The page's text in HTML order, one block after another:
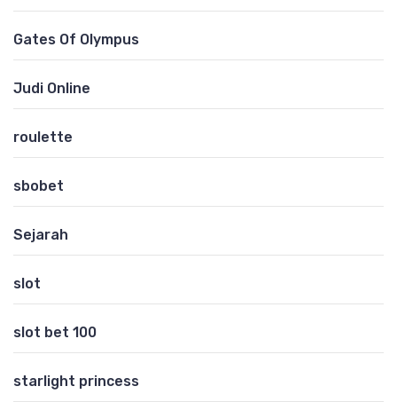
Gates Of Olympus
Judi Online
roulette
sbobet
Sejarah
slot
slot bet 100
starlight princess